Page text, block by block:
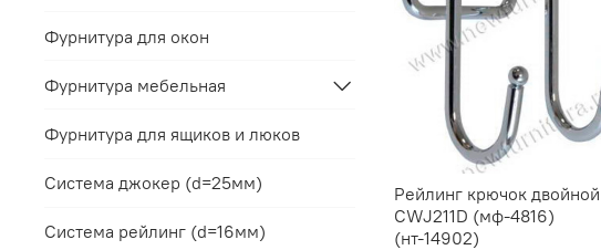
Рейлинг крючок двойной
CWJ211D (мф-4816)
(нт-14902)
Фурнитура для окон
Фурнитура мебельная
Фурнитура для ящиков и люков
Система джокер (d=25мм)
Система рейлинг (d=16мм)